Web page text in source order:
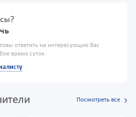
ответить на интересующие Вас
время суток.
Посмотреть все